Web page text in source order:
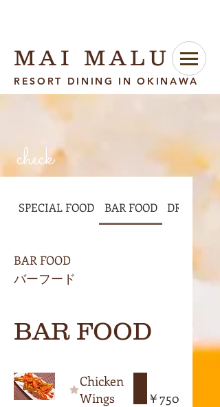
MAI MALU
RESORT DINING IN OKINAWA
check
SPECIAL FOOD BAR FOOD DRINKS &
BAR FOOD
バーフード
BAR FOOD
Chicken
Wings
￥750